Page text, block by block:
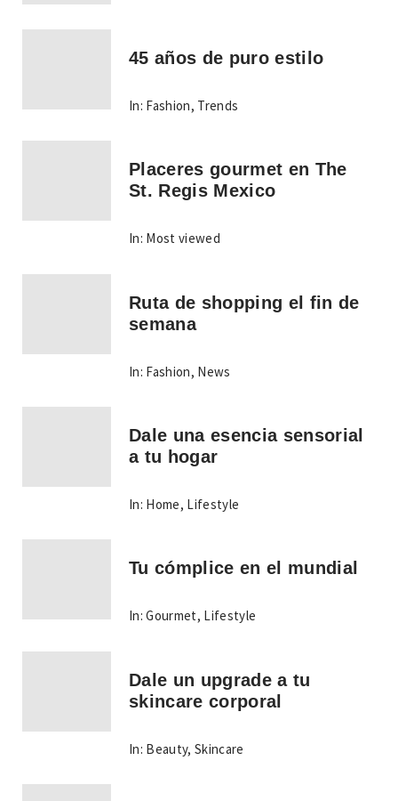
45 años de puro estilo
In: Fashion, Trends
Placeres gourmet en The
St. Regis Mexico
In: Most viewed
Ruta de shopping el fin de
semana
In: Fashion, News
Dale una esencia sensorial
a tu hogar
In: Home, Lifestyle
Tu cómplice en el mundial
In: Gourmet, Lifestyle
Dale un upgrade a tu
skincare corporal
In: Beauty,Skincare